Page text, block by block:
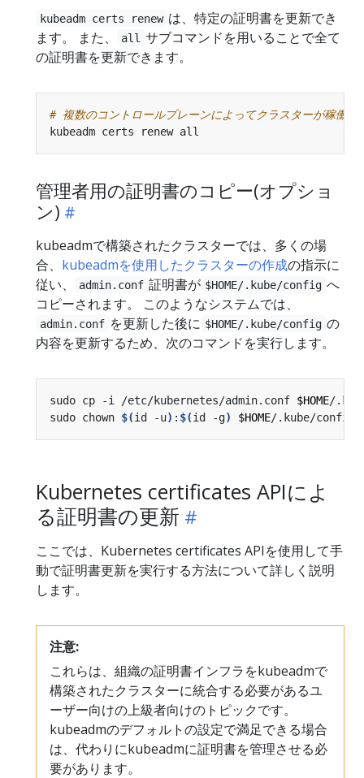
kubeadm certs renew は、特定の証明書を更新でき
ます。 また、
all サブコマンドを用いることで全て
の証明書を更新できます。
# 複数のコントロールプレーンによってクラスターが稼働
管理者用の証明書のコピー(オプショ
ン)
kubeadmで構築されたクラスターでは、多くの場
合、 kubeadmを使用したクラスターの作成の指示に
従い、
admin.conf 証明書が $HOME/.kube/config へ
コピーされます。 このようなシステムでは、
admin.conf を更新した後に $HOME/.kube/config の
内容を更新するため、次のコマンドを実行します。
sudo cp -i /etc/kubernetes/admin.conf $HOME
sudo chown $(id -u) : $(id -g) $HOME
Kubernetes certificates APIによ
る証明書の更新
ここでは、Kubernetes certificates APIを使用して手
動で証明書更新を実行する方法について詳しく説明
します。
注意:
これらは、組織の証明書インフラをkubeadmで
構築されたクラスターに統合する必要があるユ
ーザー向けの上級者向けのトピックです。
kubeadmのデフォルトの設定で満足できる場合
は、代わりにkubeadmに証明書を管理させる必
要があります。